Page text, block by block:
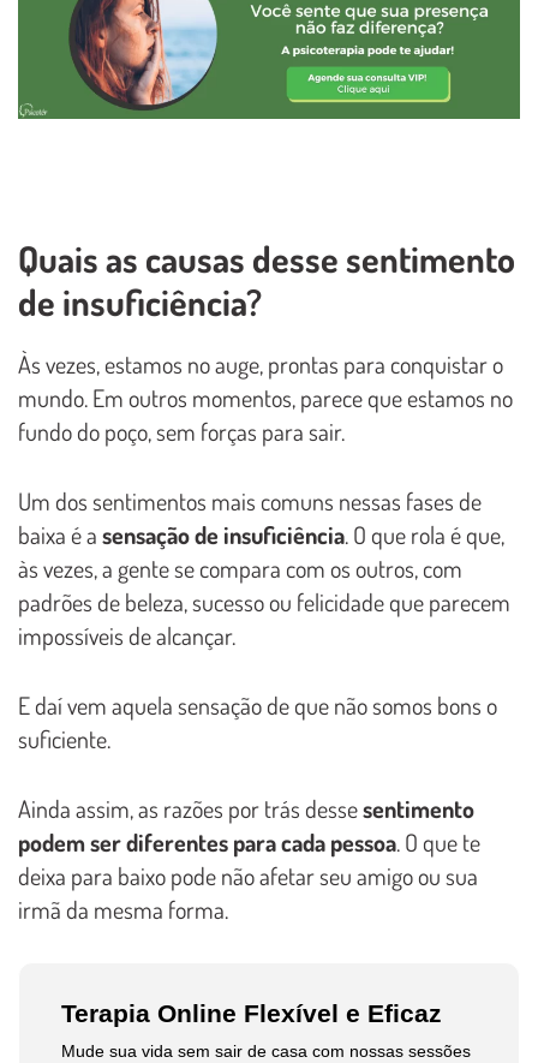
Quais as causas desse sentimento
de insuficiência?
Às vezes, estamos no auge, prontas para conquistar o
mundo. Em outros momentos, parece que estamos no
fundo do poço, sem forças para sair.
Um dos sentimentos mais comuns nessas fases de
baixa é asensação de insuficiência. O que rola é que,
às vezes, a gente se compara com os outros, com
padrões de beleza, sucesso ou felicidade que parecem
impossíveis de alcançar.
E daí vem aquela sensação de que não somos bons o
suficiente.
Ainda assim, as razões por trás dessesentimento
podem ser diferentes para cada pessoa. O que te
deixa para baixo pode não afetar seu amigo ou sua
irmã da mesma forma.
Terapia Online Flexível e Eficaz
Mude sua vida sem sair de casa com nossas sessões